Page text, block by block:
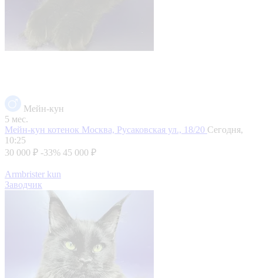
Мейн-кун
5 мес.
Мейн-кун котенок Москва, Русаковская ул., 18/20 Сегодня,
10:25
30 000 ₽ -33% 45 000 ₽
Armbrister kun
Заводчик